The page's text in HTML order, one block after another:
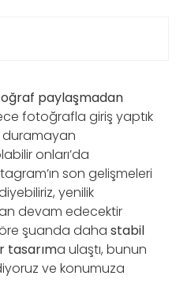
paylaşmadan
fotoğrafla giriş yaptık
onları’da
son gelişmeleri
yenilik
devam edecektir
şuanda daha stabil
tasarıma ulaştı, bunun
ve konumuza